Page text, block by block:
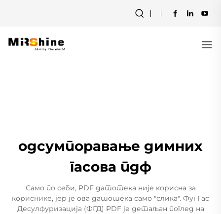
одсумпоравање димних
гасова пдф
Само по себи, PDF датотека није корисна за
кориснике, јер је ова датотека само "слика". Фуг Гас
Десулфуризација (ФГД) PDF је детаљан поглед на